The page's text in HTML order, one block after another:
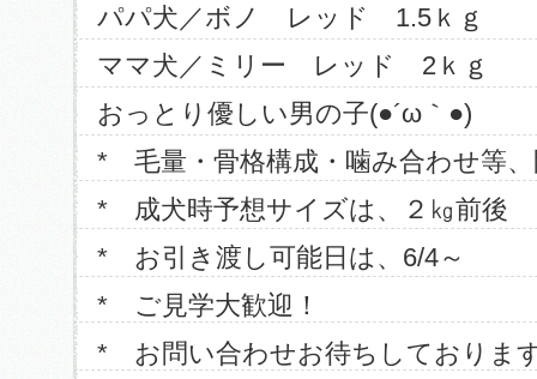
パパ犬／ボノ レッド 1.5ｋｇ
ママ犬／ミリー レッド 2ｋｇ
おっとり優しい男の子(●´ω｀●)
* 毛量・骨格構成・噛み合わせ等
* 成犬時予想サイズは、２㎏前後
* お引き渡し可能日は、6/4～
* ご見学大歓迎！
* お問い合わせお待ちしておりま